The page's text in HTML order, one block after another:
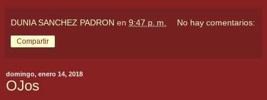
DUNIA SANCHEZ PADRON en 9:47 p. m. No hay comentarios:
Compartir
domingo, enero 14, 2018
OJos